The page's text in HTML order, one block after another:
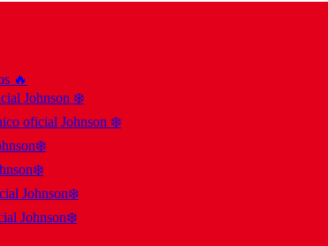
🔥
Johnson ❄️
oficial Johnson ❄️
Johnson❄️
Johnson❄️